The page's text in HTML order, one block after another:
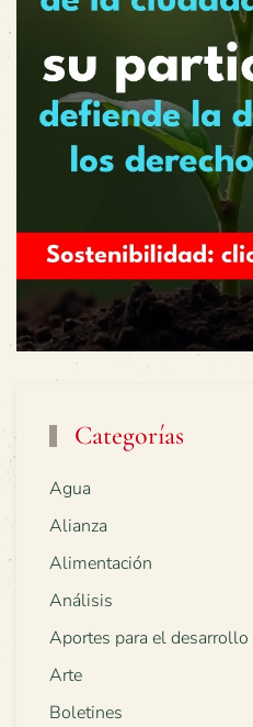
Categorías
Agua
Alianza
Alimentación
Análisis
Aportes para el desarrollo
Arte
Boletines